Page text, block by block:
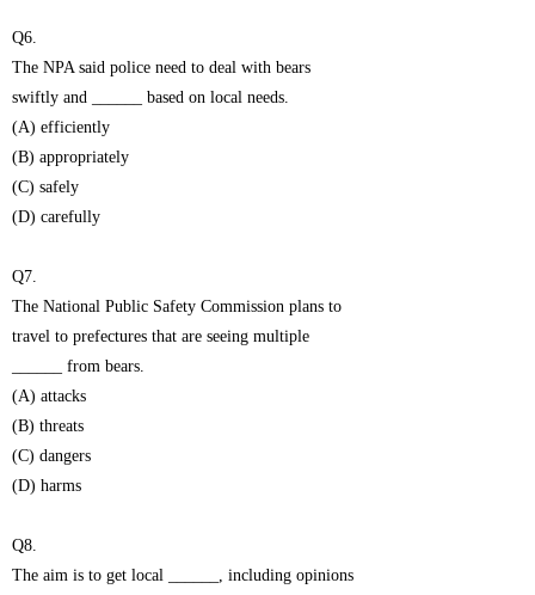
Q6.
The NPA said police need to deal with bears
swiftly and ______ based on local needs.
(A) efficiently
(B) appropriately
(C) safely
(D) carefully
Q7.
The National Public Safety Commission plans to
travel to prefectures that are seeing multiple
______ from bears.
(A) attacks
(B) threats
(C) dangers
(D) harms
Q8.
The aim is to get local ______, including opinions